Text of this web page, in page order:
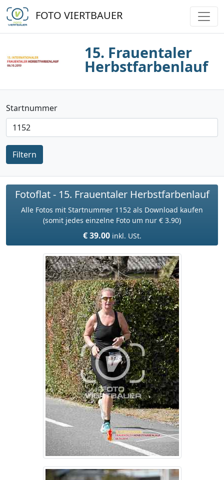
FOTO VIERTBAUER
15. Frauentaler
Herbstfarbenlauf
Startnummer
Filtern
Fotoflat - 15. Frauentaler Herbstfarbenlauf
Alle Fotos mit Startnummer 1152 als Download kaufen
(somit jedes einzelne Foto um nur € 3.90)
€ 39.00 inkl. USt.